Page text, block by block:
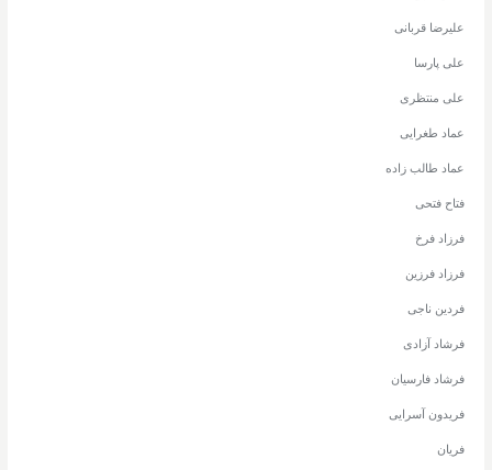
علیرضا قربانی
علی پارسا
علی منتظری
عماد طغرایی
عماد طالب زاده
فتاح فتحی
فرزاد فرخ
فرزاد فرزین
فردین ناجی
فرشاد آزادی
فرشاد فارسیان
فریدون آسرایی
فریان